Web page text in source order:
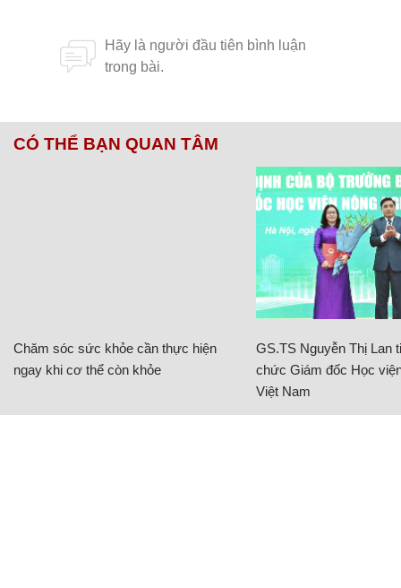
CÓ THỂ BẠN QUAN TÂM
Chăm sóc sức khỏe cần thực hiện
ngay khi cơ thể còn khỏe
GS.TS Nguyễn Thị Lan
chức Giám đốc Học
Việt Nam